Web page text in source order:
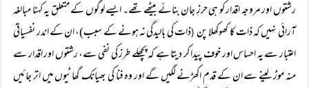
رشتوں اور مروجہ اقدار کو ہی حرزِ جان بنائے بیٹھے تھے۔ ایسے لوگوں کے متعلق یہ کہنا مبالغہ
آرائی نہیں کہ ذات کا کھوکھلا پن (ذات کی بالیدگی نہ ہونے کے سبب)، ان کے اندر نفسیاتی
اعتبار سے یہ احساس اور خوف پیدا کر دیتا ہے کہ پچھلے طرز کی نفی سے، رشتوں اور اقدار سے
منہ موڑ لینے سے ان کے قدم اکھڑنے لگیں گے اور وہ فنا کی بھیانک گھاٹیوں میں اتر جائیں